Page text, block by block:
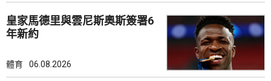
皇家馬德里與雲尼斯奧斯簽署6
年新約
體育 06.08.2026